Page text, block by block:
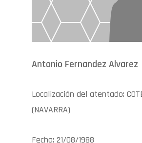
Antonio Fernandez Alvarez
Localización del atentado:
(NAVARRA)
Fecha: 21/08/1988